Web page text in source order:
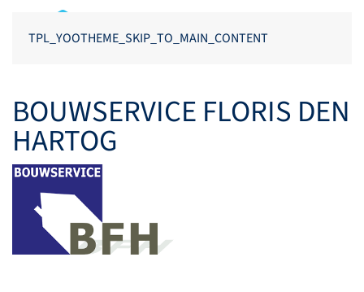
TPL_YOOTHEME_SKIP_TO_MAIN_CONTENT
BOUWSERVICE FLORIS DEN
HARTOG